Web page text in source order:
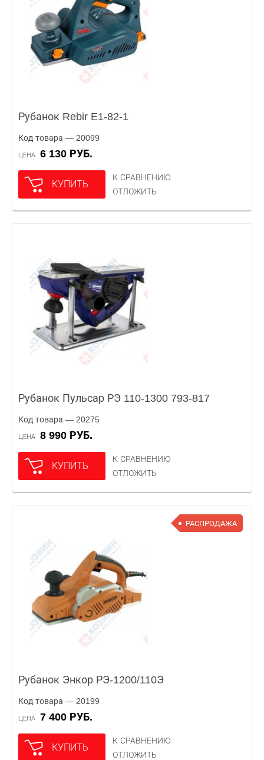
Рубанок Rebir E1-82-1
Код товара — 20099
ЦЕНА 6 130 РУБ.
КУПИТЬ
К СРАВНЕНИЮ
ОТЛОЖИТЬ
Рубанок Пульсар РЭ 110-1300 793-817
Код товара — 20275
ЦЕНА 8 990 РУБ.
КУПИТЬ
К СРАВНЕНИЮ
ОТЛОЖИТЬ
РАСПРОДАЖА
Рубанок Энкор РЭ-1200/110Э
Код товара — 20199
ЦЕНА 7 400 РУБ.
КУПИТЬ
К СРАВНЕНИЮ
ОТЛОЖИТЬ